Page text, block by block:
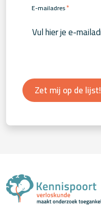
E-mailadres*
Zet mij op de lijst!